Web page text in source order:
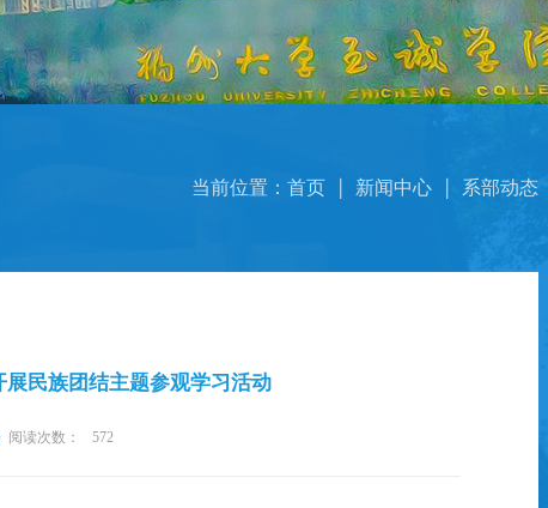
当前位置： 首页 新闻中心 系部动态
民族团结主题参观学习活动
阅读次数： 572